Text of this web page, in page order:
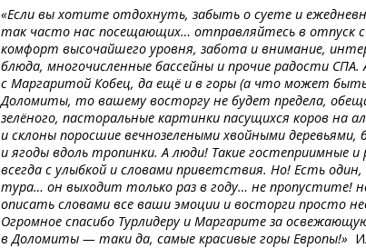
«Если вы хотите отдохнуть, забыть о суете и
так часто нас посещающих… отправляйтесь в отпуск
комфорт высочайшего уровня, забота и внимание,
блюда, многочисленные бассейны и прочие радости
с Маргаритой Кобец, да ещё и в горы (а что может
Доломиты, то вашему восторгу не будет предела,
зелёного, пасторальные картинки пасущихся коров на
и склоны поросшие вечнозелеными хвойными деревьями,
и ягоды вдоль тропинки. А люди! Такие гостеприимные
всегда с улыбкой и словами приветствия. Но! Есть
тура… он выходит только раз в году… не пропустите!
описать словами все ваши эмоции и восторги просто
Огромное спасибо Турлидеру и Маргарите за
в Доломиты — таки да, самые красивые горы Европы!»